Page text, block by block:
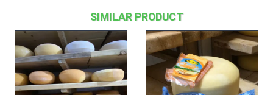
SIMILAR PRODUCT